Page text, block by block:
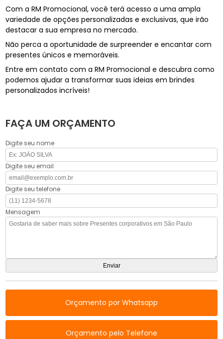
Com a RM Promocional, você terá acesso a uma ampla
variedade de opções personalizadas e exclusivas, que irão
destacar a sua empresa no mercado.
Não perca a oportunidade de surpreender e encantar com
presentes únicos e memoráveis.
Entre em contato com a RM Promocional e descubra como
podemos ajudar a transformar suas ideias em brindes
personalizados incríveis!
FAÇA UM ORÇAMENTO
Digite seu nome
Digite seu email
Digite seu telefone
Mensagem
Orçamento por Whatsapp
Orçamento pelo Telefone